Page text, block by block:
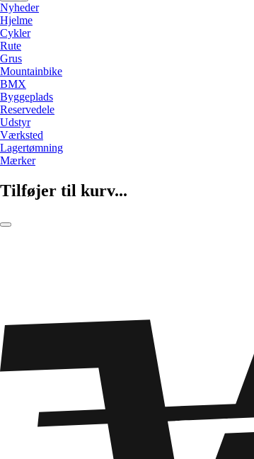
Nyheder
Hjelme
Cykler
Rute
Grus
Mountainbike
BMX
Byggeplads
Reservedele
Udstyr
Værksted
Lagertømning
Mærker
Tilføjer til kurv...